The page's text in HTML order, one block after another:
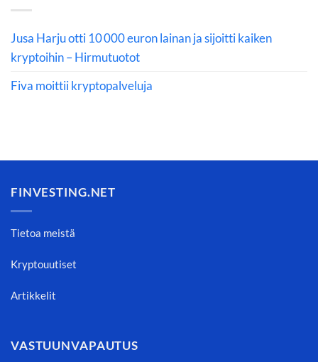
Jusa Harju otti 10 000 euron lainan ja sijoitti kaiken
kryptoihin – Hirmutuotot
Fiva moittii kryptopalveluja
FINVESTING.NET
Tietoa meistä
Kryptouutiset
Artikkelit
VASTUUNVAPAUTUS